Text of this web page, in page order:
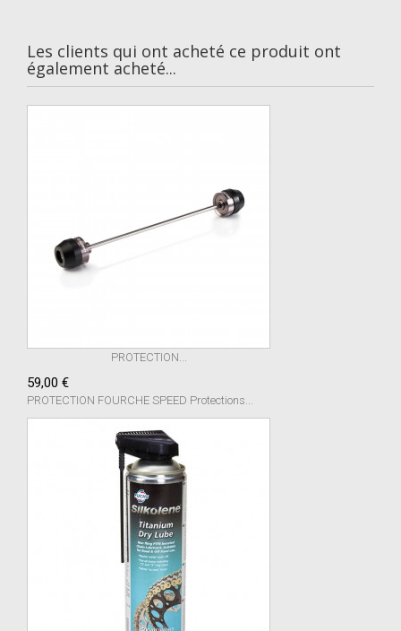
Les clients qui ont acheté ce produit ont
également acheté...
PROTECTION...
59,00 €
PROTECTION FOURCHE SPEED Protections...